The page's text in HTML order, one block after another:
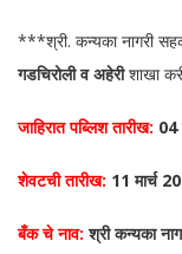
***श्री. कन्यका नागरी
गडचिरोली व अहेरीशाखा
जाहिरात पब्लिश तारीख: 04
शेवटची तारीख: 11 मार्च
बँक चे नाव:श्री कन्यका